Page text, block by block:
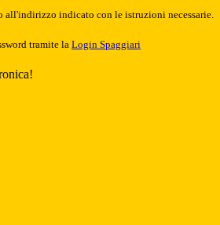
all'indirizzo indicato con le istruzioni necessarie.
tramite la Login Spaggiari